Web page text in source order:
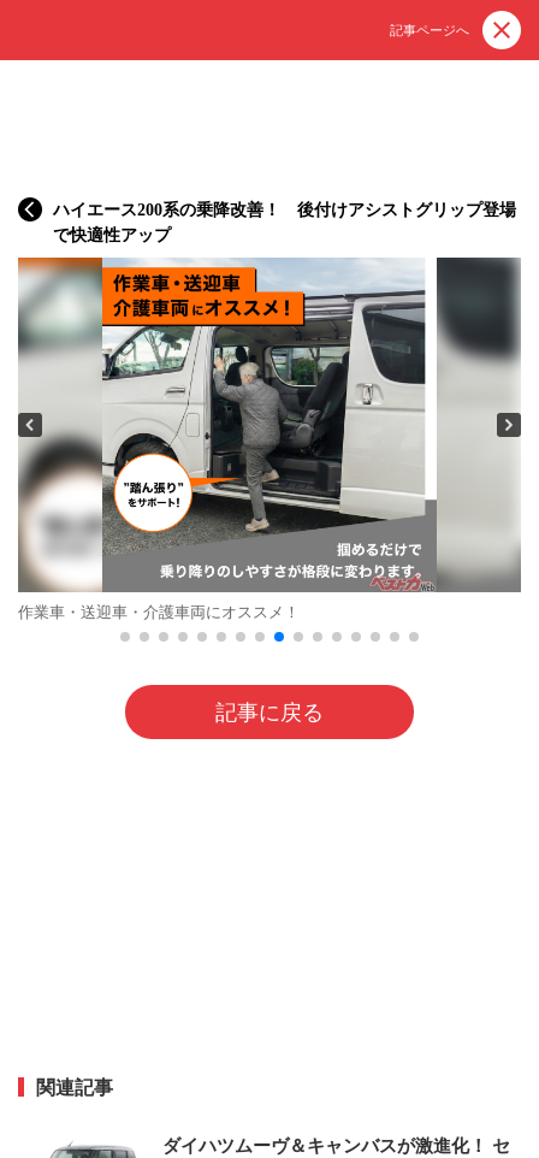
記事ページへ
ハイエース200系の乗降改善！ 後付けアシストグリップ登場
で快適性アップ
作業車・送迎車・介護車両にオススメ！
記事に戻る
関連記事
ダイハツムーヴ＆キャンバスが激進化！ セ